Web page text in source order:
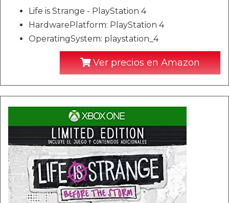
Life is Strange - PlayStation 4
HardwarePlatform: PlayStation 4
OperatingSystem: playstation_4
Ver precios en Amazon